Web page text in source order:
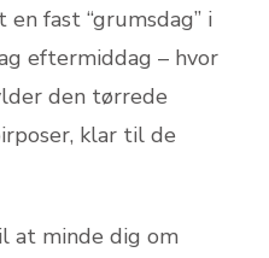
fast “grumsdag” i
eftermiddag – hvor
den tørrede
klar til de
at minde dig om